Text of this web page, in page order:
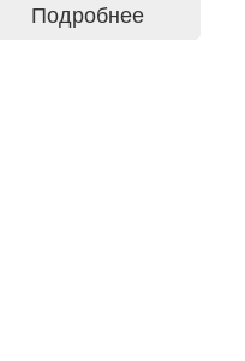
Подробнее